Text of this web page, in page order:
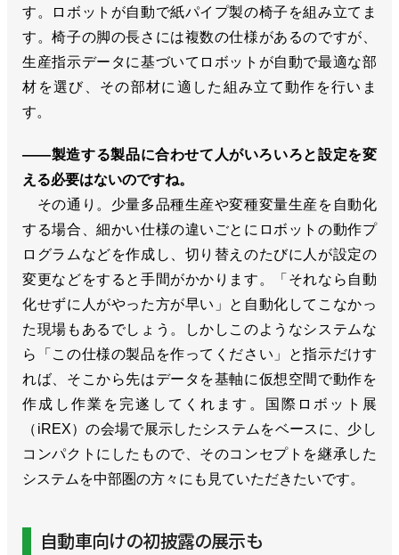
す。ロボットが自動で紙パイプ製の椅子を組み立てま
す。椅子の脚の長さには複数の仕様があるのですが、
生産指示データに基づいてロボットが自動で最適な部
材を選び、その部材に適した組み立て動作を行いま
す。
――製造する製品に合わせて人がいろいろと設定を変
える必要はないのですね。
その通り。少量多品種生産や変種変量生産を自動化
する場合、細かい仕様の違いごとにロボットの動作プ
ログラムなどを作成し、切り替えのたびに人が設定の
変更などをすると手間がかかります。「それなら自動
化せずに人がやった方が早い」と自動化してこなかっ
た現場もあるでしょう。しかしこのようなシステムな
ら「この仕様の製品を作ってください」と指示だけす
れば、そこから先はデータを基軸に仮想空間で動作を
作成し作業を完遂してくれます。国際ロボット展
（iREX）の会場で展示したシステムをベースに、少し
コンパクトにしたもので、そのコンセプトを継承した
システムを中部圏の方々にも見ていただきたいです。
自動車向けの初披露の展示も